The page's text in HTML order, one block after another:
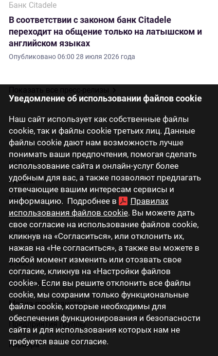
Уведомление об использовании файлов cookie
Наш сайт использует как собственные файлы
cookie, так и файлы cookie третьих лиц. Данные
файлы cookie дают нам возможность лучше
понимать ваши предпочтения, помогая сделать
использование сайта и онлайн-услуг более
удобным для вас, а также позволяют предлагать
отвечающие вашим интересам сервисы и
информацию. Подробнее в
Правилах
использования файлов cookie. Вы можете дать
свое согласие на использование файлов cookie,
кликнув на «Согласиться», или отклонить их,
нажав на «Не согласиться», а также вы можете в
любой момент изменить или отозвать свое
согласие, кликнув на «Настройки файлов
cookie». Если вы решите отклонить все файлы
cookie, мы сохраним только функциональные
файлы cookie, которые необходимы для
обеспечения функционирования и безопасности
сайта и для использования которых нам не
требуется ваше согласие.
Банк Citadele
В соответствии с законом банк Citadele
переходит на общение только на латышском и
английском языках
Опубликовано06:00 28 июля 2026 года
Latviski
Русский
English
Eesti
Lietuviškai
О нас
Инвесторам
Медиа-пространство
Предприятия группы
Карьера